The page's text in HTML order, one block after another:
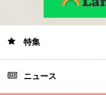
特集
ニュース